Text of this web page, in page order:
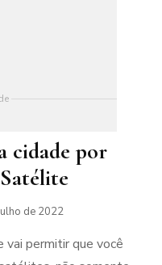
cidade por
de 2022
vai permitir que você